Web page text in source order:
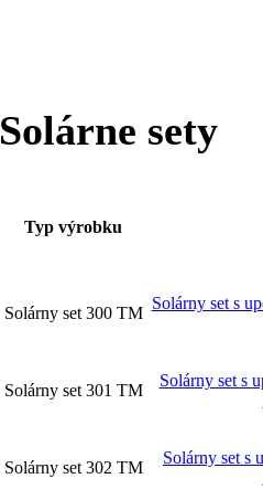
Solárne sety
Typ výrobku
Solárny set 300 TM
Solárny set s
Solárny set 301 TM
Solárny set s
Solárny set 302 TM
Solárny set s